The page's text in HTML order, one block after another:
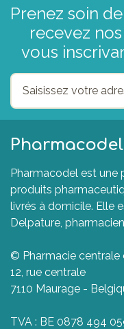
Prenez soin
recevez
vous
Pharmacodel
Pharmacodel est une
produits
livrés à domicile. Elle
Delpature,
© Pharmacie centrale
12, rue centrale
7110 Maurage -
TVA : BE 0878 494